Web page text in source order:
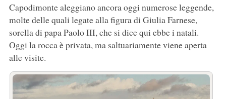
Capodimonte aleggiano ancora oggi numerose leggende,
molte delle quali legate alla figura di Giulia Farnese,
sorella di papa Paolo III, che si dice qui ebbe i natali.
Oggi la rocca è privata, ma saltuariamente viene aperta
alle visite.